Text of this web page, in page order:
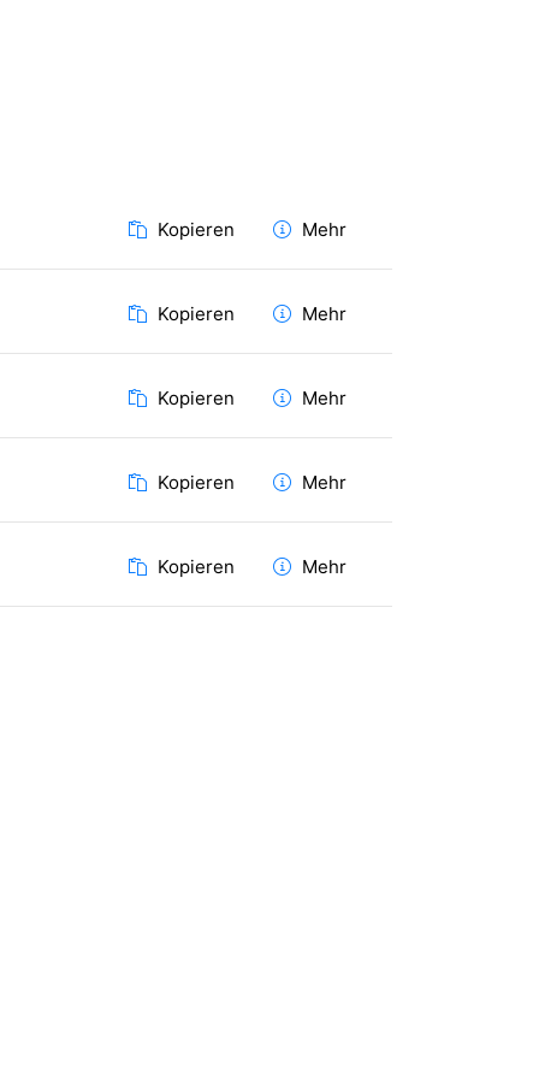
Kopieren Mehr
Kopieren Mehr
Kopieren Mehr
Kopieren Mehr
Kopieren Mehr